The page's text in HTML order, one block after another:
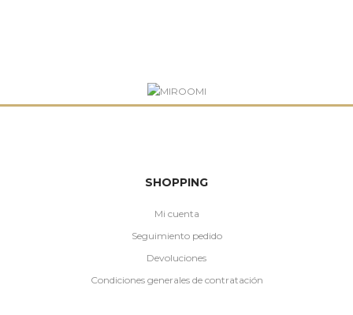
SHOPPING
Mi cuenta
Seguimiento pedido
Devoluciones
Condiciones generales de contratación